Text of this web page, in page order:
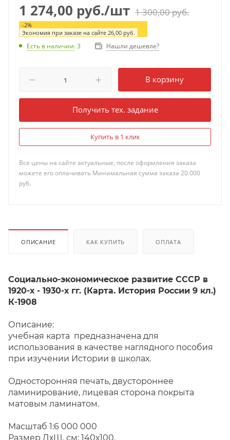
1 274,00 руб./шт 1 300,00руб.
-2%
Экономия при заказе на сайте 26,00 руб.
Есть в наличии: 3 Нашли дешевле?
В корзину
Получить тех. задание
Купить в 1 клик
Все цены на сайте актуальные, после оформления заказа
можете его оплачивать Минимальная сумма заказа 20 000
руб.
ОПИСАНИЕ КАК КУПИТЬ ОПЛАТА
Социально-экономическое развитие СССР в
1920-х - 1930-х гг. (Карта. История России 9 кл.)
К-1908
Описание:
учебная карта предназначена для
использования в качестве наглядного пособия
при изучении Истории в школах.
Односторонняя печать, двустороннее
ламинирование, лицевая сторона покрыта
матовым ламинатом.
Масштаб 1:6 000 000
Размер ДхШ, см: 140х100.